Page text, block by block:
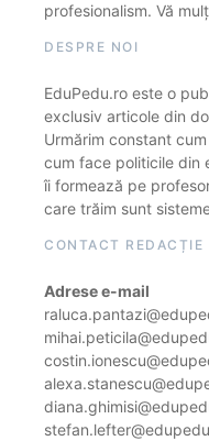
profesionalism. Vă
DESPRE NOI
EduPedu.ro este o
exclusiv articole din
Urmărim constant
cum face politicile din
îi formează pe
care trăim sunt
CONTACT REDACȚIE
Adrese e-mail